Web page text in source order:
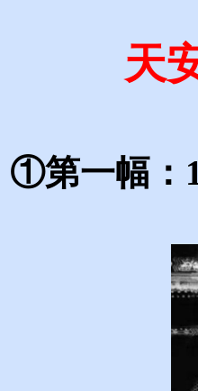
天
①第一幅：